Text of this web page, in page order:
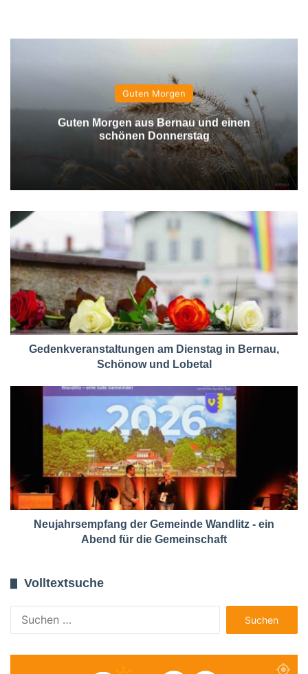
Guten Morgen
Guten Morgen aus Bernau und einen
schönen Donnerstag
Gedenkveranstaltungen am Dienstag in Bernau,
Schönow und Lobetal
Neujahrsempfang der Gemeinde Wandlitz - ein
Abend für die Gemeinschaft
Volltextsuche
nach: